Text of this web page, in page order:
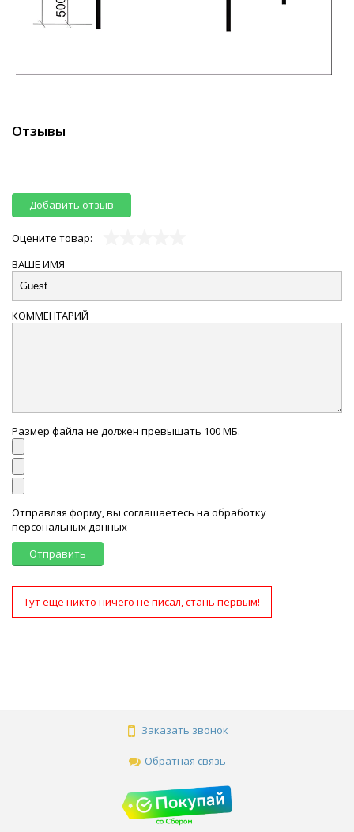
Отзывы
Добавить отзыв
Оцените товар:
ВАШЕ ИМЯ
КОММЕНТАРИЙ
Размер файла не должен превышать 100 МБ.
Отправляя форму, вы соглашаетесь на обработку
персональных данных
Отправить
Тут еще никто ничего не писал, стань первым!
Заказать звонок
Обратная связь